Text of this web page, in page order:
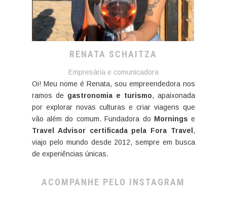
RENATA SCHAITZA
Empresária e comunicadora
Oi! Meu nome é Renata, sou empreendedora nos
ramos de gastronomia e turismo, apaixonada
por explorar novas culturas e criar viagens que
vão além do comum. Fundadora do Mornings e
Travel Advisor certificada pela Fora Travel ,
viajo pelo mundo desde 2012, sempre em busca
de experiências únicas.
ACOMPANHE PELO INSTAGRAM